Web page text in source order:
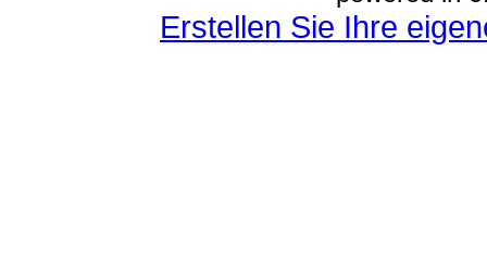
Erstellen Sie Ihre